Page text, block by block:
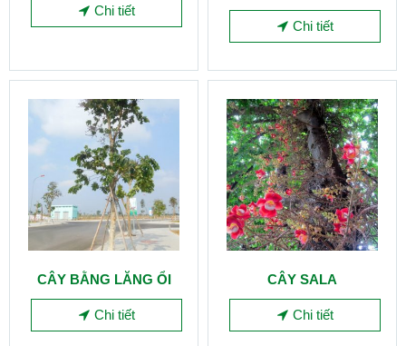
Chi tiết
Chi tiết
CÂY BẰNG LĂNG ỔI
Chi tiết
CÂY SALA
Chi tiết